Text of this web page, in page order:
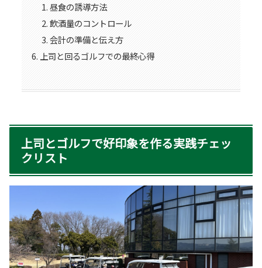
昼食の誘導方法
飲酒量のコントロール
会計の準備と伝え方
上司と回るゴルフでの最終心得
上司とゴルフで好印象を作る実践チェッ
クリスト